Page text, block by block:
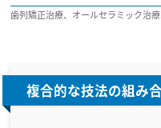
歯列矯正治療、オールセラミック治
複合的な技法の組み